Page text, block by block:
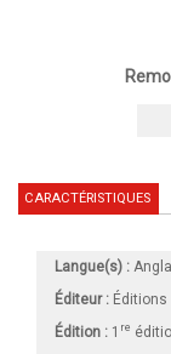
CARACTÉRISTIQUES
Langue(s) :
Éditeur : Éditions
Édition : 1 re